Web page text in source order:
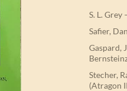
S. L. Grey
Safier,
Gaspard,
Stecher,
(Atragon